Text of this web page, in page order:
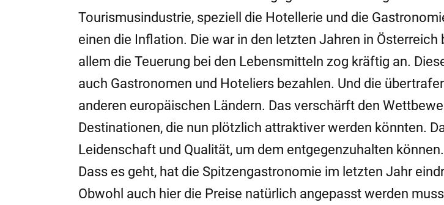
Tourismusindustrie, speziell die Hotellerie und die
einen die Inflation. Die war in den letzten Jahren in
allem die Teuerung bei den Lebensmitteln zog kräftig an.
auch Gastronomen und Hoteliers bezahlen. Und die
anderen europäischen Ländern. Das verschärft den
Destinationen, die nun plötzlich attraktiver werden könnten.
Leidenschaft und Qualität, um dem entgegenzuhalten können.
Dass es geht, hat die Spitzengastronomie im letzten Jahr
Obwohl auch hier die Preise natürlich angepasst werden